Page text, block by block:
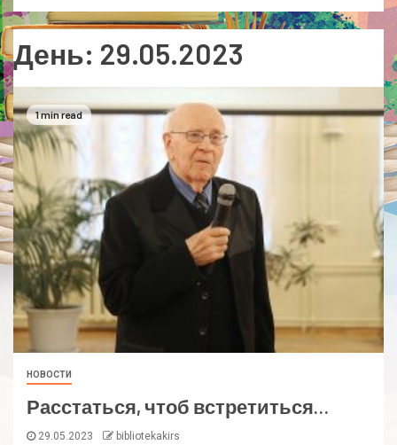
День: 29.05.2023
1 min read
НОВОСТИ
Расстаться, чтоб встретиться…
29.05.2023 bibliotekakirs